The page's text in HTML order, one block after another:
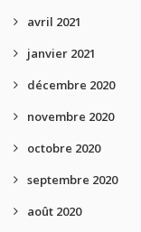
avril 2021
janvier 2021
décembre 2020
novembre 2020
octobre 2020
septembre 2020
août 2020